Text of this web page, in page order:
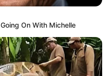
ALERTA PAISA
En Antioquia se perderían
cerca de 131 mil empleos
On With Michelle